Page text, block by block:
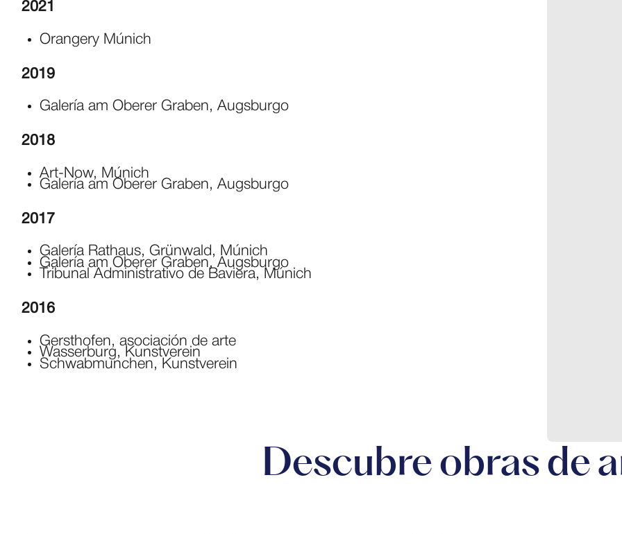
2021
Orangery Múnich
2019
Galería am Oberer Graben, Augsburgo
2018
Art-Now, Múnich
Galería am Oberer Graben, Augsburgo
2017
Galería Rathaus, Grünwald, Múnich
Galería am Oberer Graben, Augsburgo
Tribunal Administrativo de Baviera, Múnich
2016
Gersthofen, asociación de arte
Wasserburg, Kunstverein
Schwabmunchen, Kunstverein
Descubre obras de